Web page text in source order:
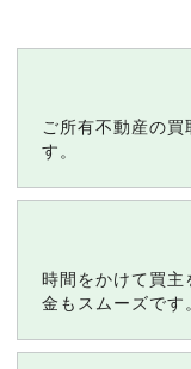
ご所有不動産の
す。
時間をかけて買主
金もスムーズです